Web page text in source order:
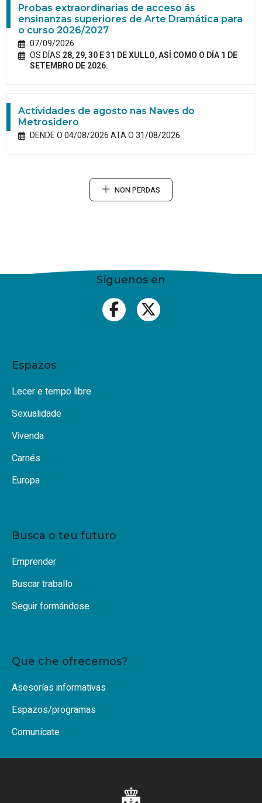
Probas extraordinarias de acceso ás
ensinanzas superiores de Arte Dramática para
o curso 2026/2027
07/09/2026
OS DÍAS 28, 29, 30 E 31 DE XULLO, ASÍ COMO O DÍA 1 DE
SETEMBRO DE 2026.
Actividades de agosto nas Naves do
Metrosidero
DENDE O 04/08/2026 ATA O 31/08/2026
NON PERDAS
Síguenos en
Espazos
Lecer e tempo libre
Sexualidade
Vivenda
Carnés
Europa
Busca o teu futuro
Emprender
Buscar traballo
Seguir formándose
Que che ofrecemos?
Asesorías informativas
Espazos/programas
Comunícate